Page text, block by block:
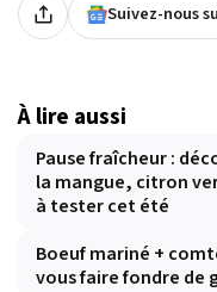
Suivez-nous
À lire aussi
Pause fraîcheur :
la mangue, citron
à tester cet été
Boeuf mariné +
vous faire fondre de